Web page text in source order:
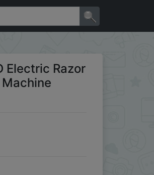
Base
Electric Razor